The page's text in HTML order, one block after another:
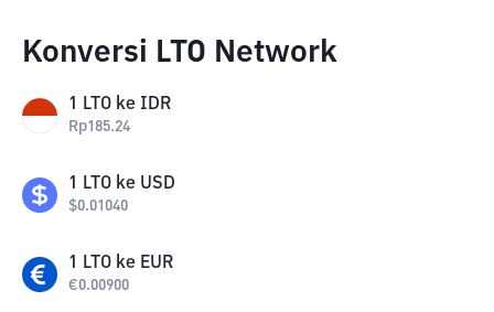
Konversi LTO Network
1 LTO ke IDR
Rp185.24
1 LTO ke USD
$0.01040
1 LTO ke EUR
€0.00900